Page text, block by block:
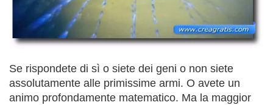
Se rispondete di sì o siete dei geni o non siete
assolutamente alle primissime armi. O avete un
animo profondamente matematico. Ma la maggior